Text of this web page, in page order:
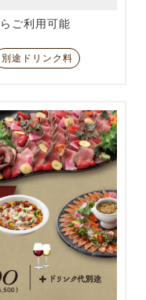
ご利用可能
別途ドリンク料